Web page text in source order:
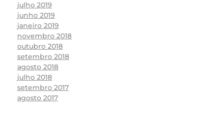
julho 2019
junho 2019
janeiro 2019
novembro 2018
outubro 2018
setembro 2018
agosto 2018
julho 2018
setembro 2017
agosto 2017